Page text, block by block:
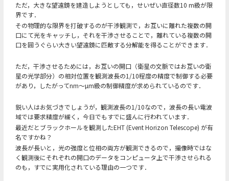
ただ，大きな望遠鏡を建造しようとしても，せいぜい直径数10 m級が限
界です．
その物理的な限界を打破するのが干渉観測で，お互いに離れた複数の開
口にて光をキャッチし，それを干渉させることで，離れている複数の開
口を囲うぐらい大きい望遠鏡に匹敵する分解能を得ることができます．
ただ，干渉させるためには，お互いの開口（衛星の文脈ではお互いの衛
星の光学部分）の相対位置を観測波長の1/10程度の精度で制御する必要
があり，したがってnm～µm級の制御精度が求められているのです．
鋭い人はお気づきでしょうが，観測波長の1/10なので，波長の長い電波
域では要求精度が緩く，今日でもすでに盛んに行われています．
最近だとブラックホールを観測したEHT (Event Horizon Telescope) が有
名ですかね？
波長が長いと，光の強度と位相の両方が観測できるので，撮像時ではな
く観測後にそれぞれの開口のデータをコンピュータ上で干渉させられる
のも，すでに実用化されている理由の一つです．